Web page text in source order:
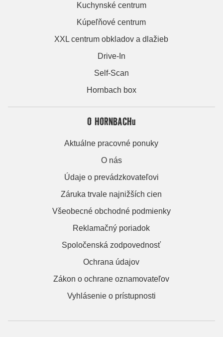
Kuchynské centrum
Kúpeľňové centrum
XXL centrum obkladov a dlažieb
Drive-In
Self-Scan
Hornbach box
O HORNBACHu
Aktuálne pracovné ponuky
O nás
Údaje o prevádzkovateľovi
Záruka trvale najnižších cien
Všeobecné obchodné podmienky
Reklamačný poriadok
Spoločenská zodpovednosť
Ochrana údajov
Zákon o ochrane oznamovateľov
Vyhlásenie o prístupnosti